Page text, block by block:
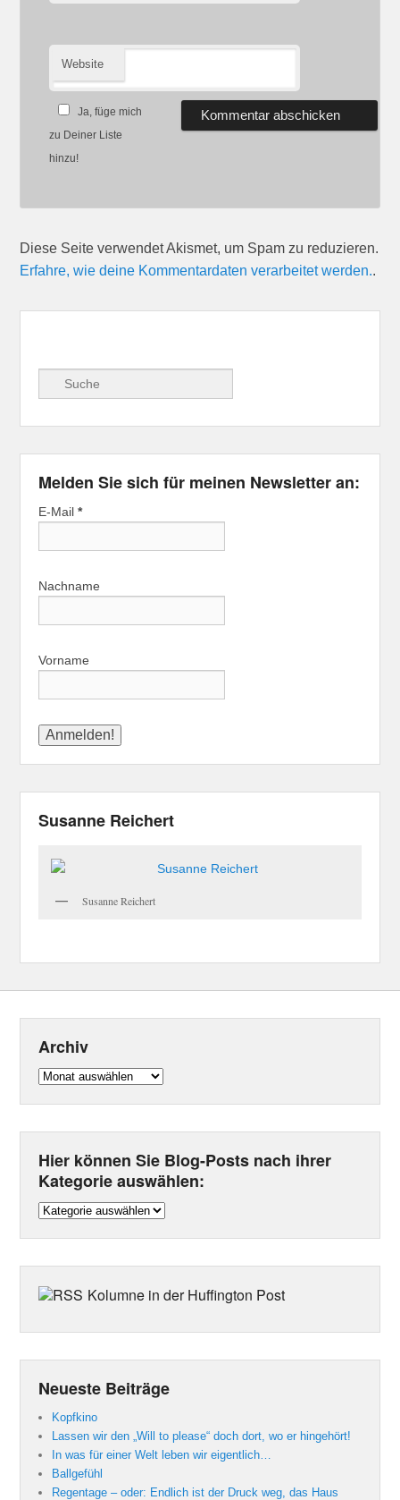
Website
Ja, füge mich
zu Deiner Liste
hinzu!
Diese Seite verwendet Akismet, um Spam zu reduzieren.
Erfahre, wie deine Kommentardaten verarbeitet werden..
Suche
Melden Sie sich für meinen Newsletter an:
E-Mail*
Nachname
Vorname
Susanne Reichert
Susanne Reichert
Archiv
Archiv
Hier können Sie Blog-Posts nach ihrer
Kategorie auswählen:
Hier
Blog-
Posts
Kolumne in der Huffington Post
Neueste Beiträge
Kopfkino
Lassen wir den „Will to please“ doch dort, wo er hingehört!
In was für einer Welt leben wir eigentlich…
Ballgefühl
Regentage – oder: Endlich ist der Druck weg, das Haus